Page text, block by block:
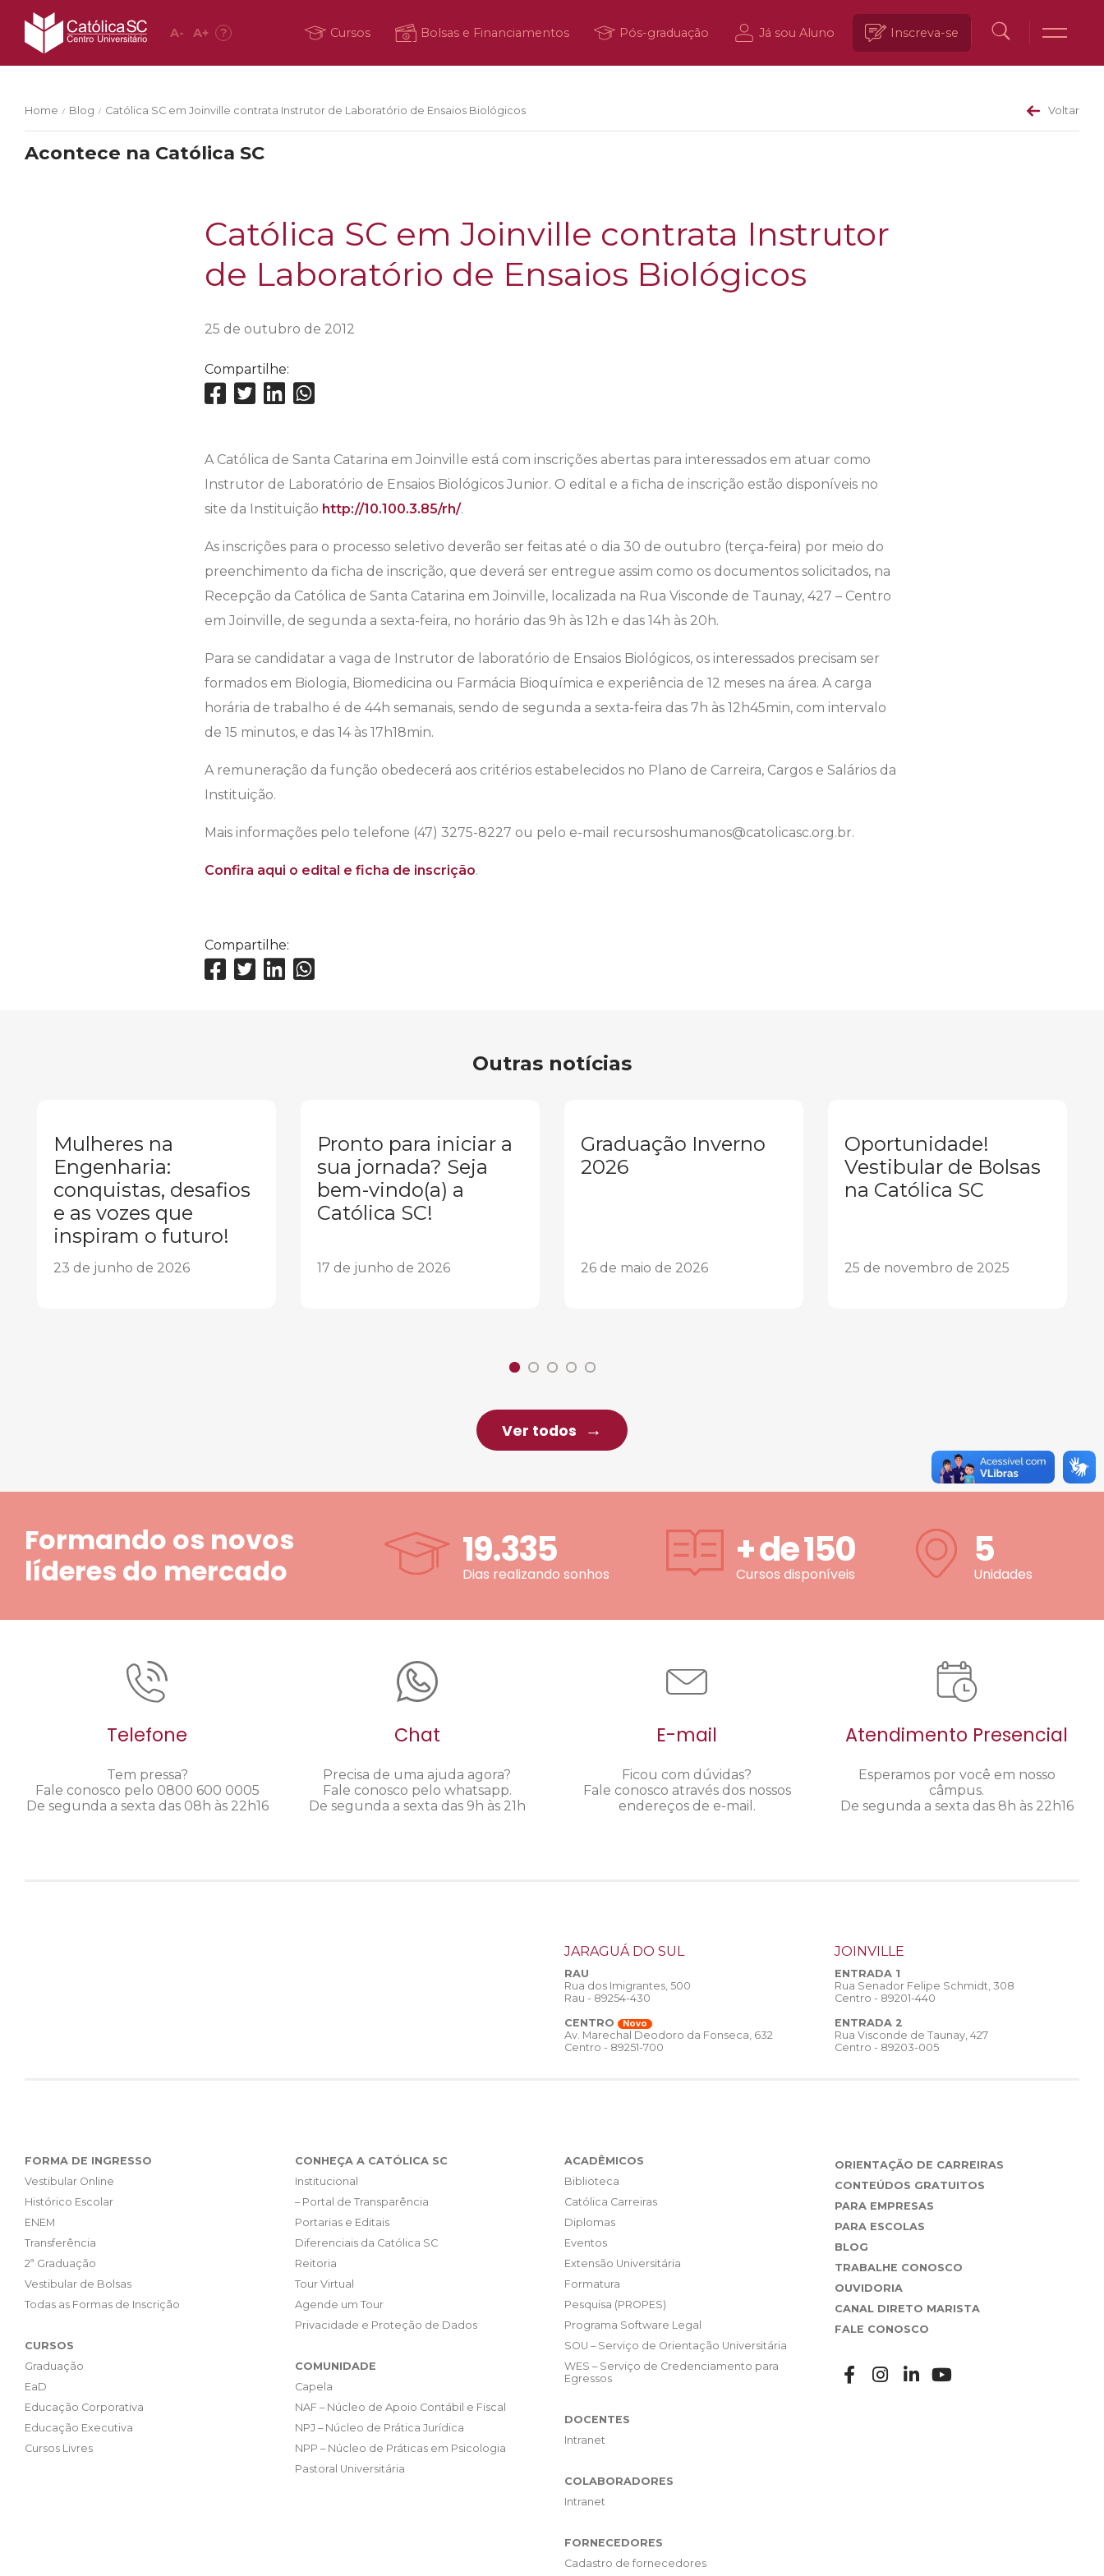
A- A+ ? Cursos Bolsas e Financiamentos Pós-graduação Já sou Aluno Inscreva-se
Home / Blog / Católica SC em Joinville contrata Instrutor de Laboratório de Ensaios Biológicos Voltar
Acontece na Católica SC
Católica SC em Joinville contrata Instrutor
de Laboratório de Ensaios Biológicos
25 de outubro de 2012
Compartilhe:
A Católica de Santa Catarina em Joinville está com inscrições abertas para interessados em atuar como
Instrutor de Laboratório de Ensaios Biológicos Junior. O edital e a ficha de inscrição estão disponíveis no
site da Instituição http://10.100.3.85/rh/.
As inscrições para o processo seletivo deverão ser feitas até o dia 30 de outubro (terça-feira) por meio do
preenchimento da ficha de inscrição, que deverá ser entregue assim como os documentos solicitados, na
Recepção da Católica de Santa Catarina em Joinville, localizada na Rua Visconde de Taunay, 427 – Centro
em Joinville, de segunda a sexta-feira, no horário das 9h às 12h e das 14h às 20h.
Para se candidatar a vaga de Instrutor de laboratório de Ensaios Biológicos, os interessados precisam ser
formados em Biologia, Biomedicina ou Farmácia Bioquímica e experiência de 12 meses na área. A carga
horária de trabalho é de 44h semanais, sendo de segunda a sexta-feira das 7h às 12h45min, com intervalo
de 15 minutos, e das 14 às 17h18min.
A remuneração da função obedecerá aos critérios estabelecidos no Plano de Carreira, Cargos e Salários da
Instituição.
Mais informações pelo telefone (47) 3275-8227 ou pelo e-mail recursoshumanos@catolicasc.org.br.
Confira aqui o edital e ficha de inscrição.
Compartilhe:
Outras notícias
Mulheres na
Engenharia:
conquistas, desafios
e as vozes que
inspiram o futuro!
23 de junho de 2026
Pronto para iniciar a
sua jornada? Seja
bem-vindo(a) a
Católica SC!
17 de junho de 2026
Graduação Inverno
2026
26 de maio de 2026
Oportunidade!
Vestibular de Bolsas
na Católica SC
25 de novembro de 2025
Ver todos
Formando os novos
líderes do mercado
19.335
Dias realizando sonhos
+ de150
Cursos disponíveis
5
Unidades
Telefone
Tem pressa?
Fale conosco pelo 0800 600 0005
De segunda a sexta das 08h às 22h16
Chat
Precisa de uma ajuda agora?
Fale conosco pelo whatsapp.
De segunda a sexta das 9h às 21h
E-mail
Ficou com dúvidas?
Fale conosco através dos nossos
endereços de e-mail.
Atendimento Presencial
Esperamos por você em nosso
câmpus.
De segunda a sexta das 8h às 22h16
JARAGUÁ DO SUL
RAU
Rua dos Imigrantes, 500
Rau - 89254-430
CENTRO
Novo
Av. Marechal Deodoro da Fonseca, 632
Centro - 89251-700
JOINVILLE
ENTRADA 1
Rua Senador Felipe Schmidt, 308
Centro - 89201-440
ENTRADA 2
Rua Visconde de Taunay, 427
Centro - 89203-005
FORMA DE INGRESSO
Vestibular Online
Histórico Escolar
ENEM
Transferência
2ª Graduação
Vestibular de Bolsas
Todas as Formas de Inscrição
CURSOS
Graduação
EaD
Educação Corporativa
Educação Executiva
Cursos Livres
CONHEÇA A CATÓLICA SC
Institucional
– Portal de Transparência
Portarias e Editais
Diferenciais da Católica SC
Reitoria
Tour Virtual
Agende um Tour
Privacidade e Proteção de Dados
COMUNIDADE
Capela
NAF – Núcleo de Apoio Contábil e Fiscal
NPJ – Núcleo de Prática Jurídica
NPP – Núcleo de Práticas em Psicologia
Pastoral Universitária
ACADÊMICOS
Biblioteca
Católica Carreiras
Diplomas
Eventos
Extensão Universitária
Formatura
Pesquisa (PROPES)
Programa Software Legal
SOU – Serviço de Orientação Universitária
WES – Serviço de Credenciamento para
Egressos
DOCENTES
Intranet
COLABORADORES
Intranet
FORNECEDORES
Cadastro de fornecedores
ORIENTAÇÃO DE CARREIRAS
CONTEÚDOS GRATUITOS
PARA EMPRESAS
PARA ESCOLAS
BLOG
TRABALHE CONOSCO
OUVIDORIA
CANAL DIRETO MARISTA
FALE CONOSCO